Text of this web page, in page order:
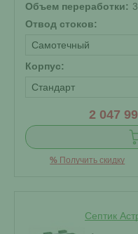
Объем переработки:
Отвод стоков:
Самотечный
Корпус:
Стандарт
2 047
% Получить скидку
Септик